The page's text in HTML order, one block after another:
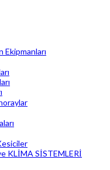
KLİMA SİSTEMLERİ